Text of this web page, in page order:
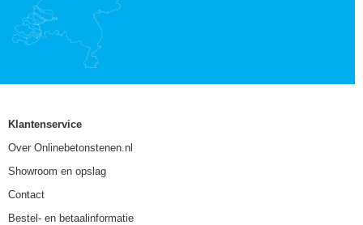
Klantenservice
Over Onlinebetonstenen.nl
Showroom en opslag
Contact
Bestel- en betaalinformatie